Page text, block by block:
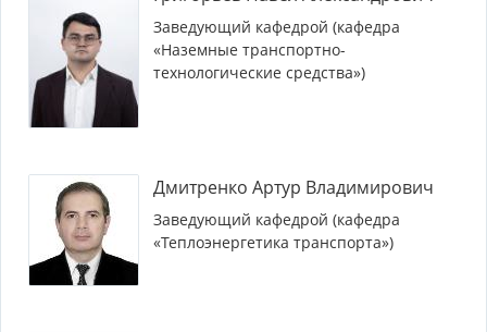
Заведующий кафедрой (кафедра
«Наземные транспортно-
технологические средства»)
Дмитренко Артур Владимирович
Заведующий кафедрой (кафедра
«Теплоэнергетика транспорта»)